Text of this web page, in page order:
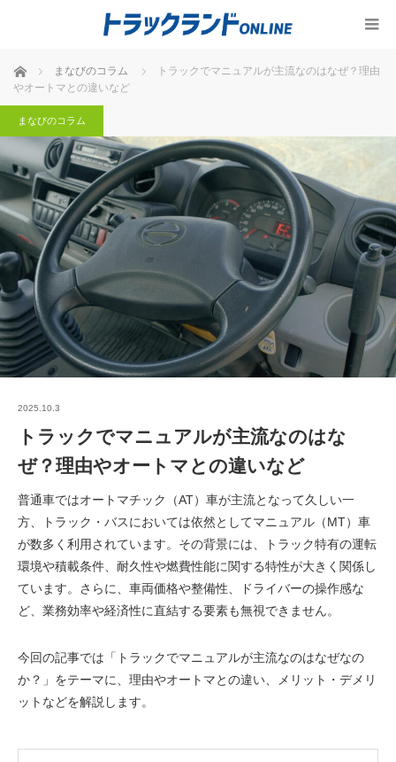
ホーム まなびのコラム
トラックでマニュアルが主流なのはなぜ？理由
やオートマとの違いなど
まなびのコラム
2025.10.3
トラックでマニュアルが主流なのはな
ぜ？理由やオートマとの違いなど
普通車ではオートマチック（AT）車が主流となって久しい一
方、トラック・バスにおいては依然としてマニュアル（MT）車
が数多く利用されています。その背景には、トラック特有の運転
環境や積載条件、耐久性や燃費性能に関する特性が大きく関係し
ています。さらに、車両価格や整備性、ドライバーの操作感な
ど、業務効率や経済性に直結する要素も無視できません。
今回の記事では「トラックでマニュアルが主流なのはなぜなの
か？」をテーマに、理由やオートマとの違い、メリット・デメリ
ットなどを解説します。